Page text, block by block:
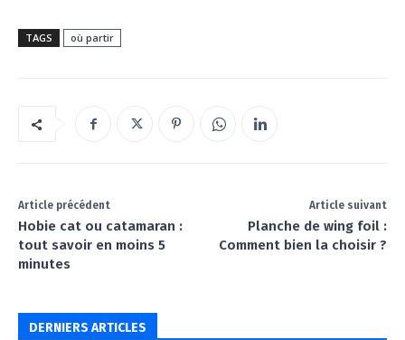
TAGS où partir
Article précédent
Hobie cat ou catamaran :
tout savoir en moins 5
minutes
Article suivant
Planche de wing foil :
Comment bien la choisir ?
DERNIERS ARTICLES